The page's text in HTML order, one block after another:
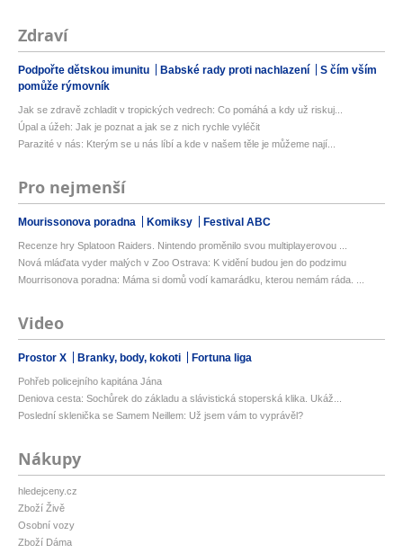
Zdraví
Podpořte dětskou imunitu Babské rady proti nachlazení
S čím vším
pomůže rýmovník
Jak se zdravě zchladit v tropických vedrech: Co pomáhá a kdy už riskuj...
Úpal a úžeh: Jak je poznat a jak se z nich rychle vyléčit
Parazité v nás: Kterým se u nás líbí a kde v našem těle je můžeme nají...
Pro nejmenší
Mourissonova poradna Komiksy Festival ABC
Recenze hry Splatoon Raiders. Nintendo proměnilo svou multiplayerovou ...
Nová mláďata vyder malých v Zoo Ostrava: K vidění budou jen do podzimu
Mourrisonova poradna: Máma si domů vodí kamarádku, kterou nemám ráda. ...
Video
Prostor X Branky, body, kokoti Fortuna liga
Pohřeb policejního kapitána Jána
Deniova cesta: Sochůrek do základu a slávistická stoperská klika. Ukáž...
Poslední sklenička se Samem Neillem: Už jsem vám to vyprávěl?
Nákupy
hledejceny.cz
Zboží Živě
Osobní vozy
Zboží Dáma